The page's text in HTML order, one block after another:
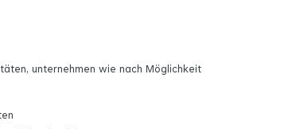
unternehmen wie nach Möglichkeit